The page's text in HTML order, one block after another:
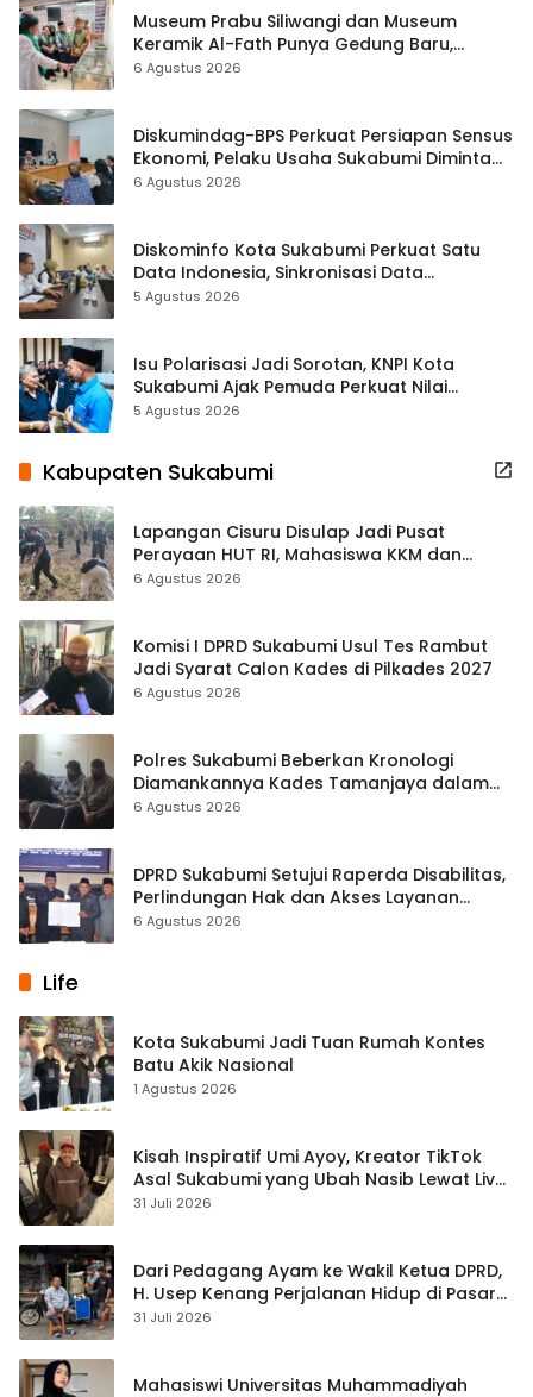
Museum Prabu Siliwangi dan Museum
Keramik Al-Fath Punya Gedung Baru,
Hampir 500 Koleksi Dipisahkan
6 Agustus 2026
Diskumindag-BPS Perkuat Persiapan Sensus
Ekonomi, Pelaku Usaha Sukabumi Diminta
Terbuka Beri Data
6 Agustus 2026
Diskominfo Kota Sukabumi Perkuat Satu
Data Indonesia, Sinkronisasi Data
Kewilayahan Dikebut
5 Agustus 2026
Isu Polarisasi Jadi Sorotan, KNPI Kota
Sukabumi Ajak Pemuda Perkuat Nilai
Kebangsaan
5 Agustus 2026
Kabupaten Sukabumi
Lapangan Cisuru Disulap Jadi Pusat
Perayaan HUT RI, Mahasiswa KKM dan
Warga Satukan Tenaga
6 Agustus 2026
Komisi I DPRD Sukabumi Usul Tes Rambut
Jadi Syarat Calon Kades di Pilkades 2027
6 Agustus 2026
Polres Sukabumi Beberkan Kronologi
Diamankannya Kades Tamanjaya dalam
Kasus Sabu
6 Agustus 2026
DPRD Sukabumi Setujui Raperda Disabilitas,
Perlindungan Hak dan Akses Layanan
Diperkuat
6 Agustus 2026
Life
Kota Sukabumi Jadi Tuan Rumah Kontes
Batu Akik Nasional
1 Agustus 2026
Kisah Inspiratif Umi Ayoy, Kreator TikTok
Asal Sukabumi yang Ubah Nasib Lewat Live
Streaming
31 Juli 2026
Dari Pedagang Ayam ke Wakil Ketua DPRD,
H. Usep Kenang Perjalanan Hidup di Pasar
Cisaat
31 Juli 2026
Mahasiswi Universitas Muhammadiyah